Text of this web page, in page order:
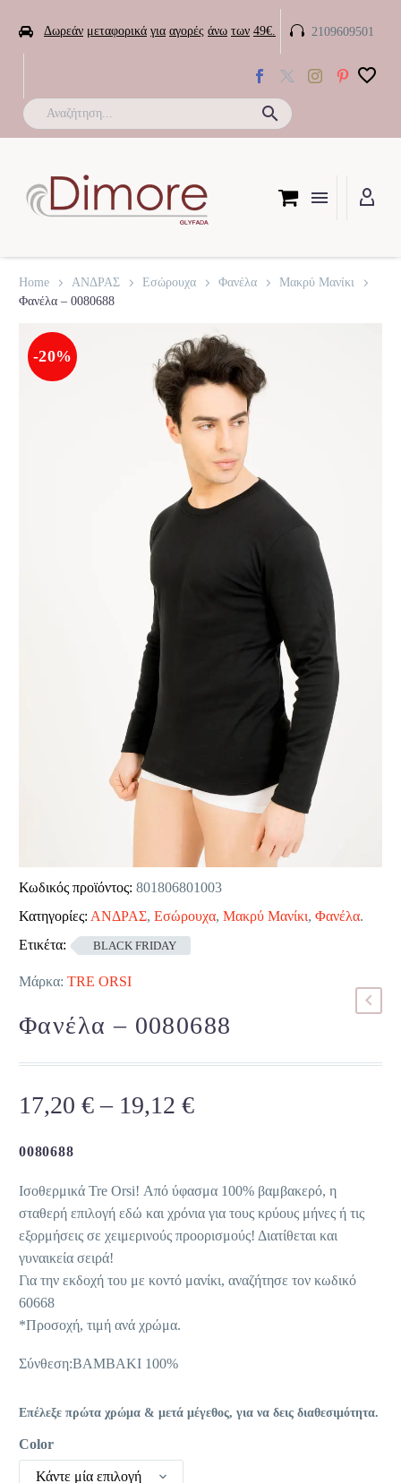
 Δωρεάν μεταφορικά για αγορές άνω των 49€. 
 2109609501
Home ΑΝΔΡΑΣ Εσώρουχα Φανέλα
Μακρύ Μανίκι
Φανέλα – 0080688
-20%
Κωδικός προϊόντος: 801806801003
Κατηγορίες: ΑΝΔΡΑΣ, Εσώρουχα, Μακρύ Μανίκι, Φανέλα.
Ετικέτα:
BLACK FRIDAY
Μάρκα: TRE ORSI
Φανέλα – 0080688
17,20 € – 19,12 €Price
through
19,12 €
0080688
Ισοθερμικά Tre Orsi! Από ύφασμα 100% βαμβακερό, η
σταθερή επιλογή εδώ και χρόνια για τους κρύους μήνες ή τις
εξορμήσεις σε χειμερινούς προορισμούς! Διατίθεται και
γυναικεία σειρά!
Για την εκδοχή του με κοντό μανίκι, αναζήτησε τον κωδικό
60668
*Προσοχή, τιμή ανά χρώμα.
Σύνθεση:ΒΑΜΒΑΚΙ 100%
Επέλεξε πρώτα χρώμα & μετά μέγεθος, για να δεις διαθεσιμότητα.
Color
Κάντε μία επιλογή